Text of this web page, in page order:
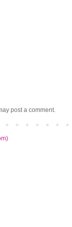
post a comment.